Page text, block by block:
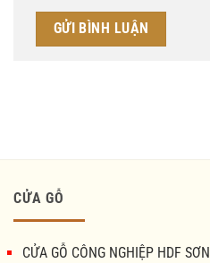
CỬA GỖ
CỬA GỖ CÔNG NGHIỆP HDF SƠN